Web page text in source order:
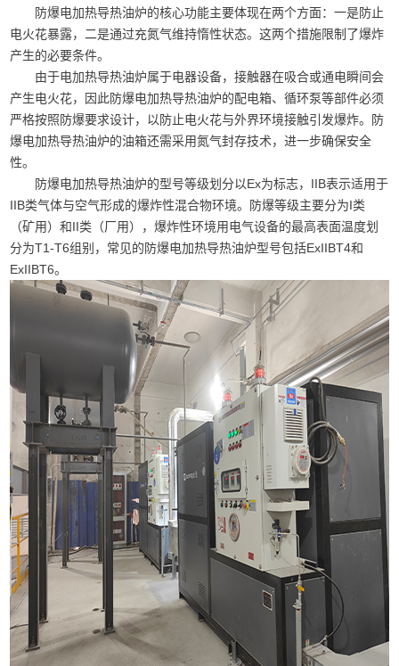
防爆电加热导热油炉的核心功能主要体现在两个方面：一是防止
电火花暴露，二是通过充氮气维持惰性状态。这两个措施限制了爆炸
产生的必要条件。
由于电加热导热油炉属于电器设备，接触器在吸合或通电瞬间会
产生电火花，因此防爆电加热导热油炉的配电箱、循环泵等部件必须
严格按照防爆要求设计，以防止电火花与外界环境接触引发爆炸。防
爆电加热导热油炉的油箱还需采用氮气封存技术，进一步确保安全
性。
防爆电加热导热油炉的型号等级划分以Ex为标志，IIB表示适用于
IIB类气体与空气形成的爆炸性混合物环境。防爆等级主要分为I类
（矿用）和II类（厂用），爆炸性环境用电气设备的最高表面温度划
分为T1-T6组别，常见的防爆电加热导热油炉型号包括ExIIBT4和
ExIIBT6。